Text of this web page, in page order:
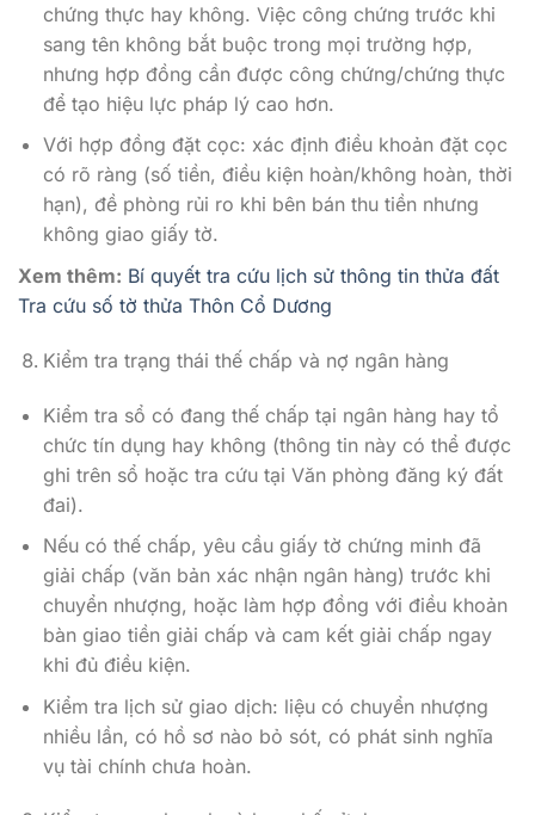
chứng thực hay không. Việc công chứng trước khi
sang tên không bắt buộc trong mọi trường hợp,
nhưng hợp đồng cần được công chứng/chứng thực
để tạo hiệu lực pháp lý cao hơn.
Với hợp đồng đặt cọc: xác định điều khoản đặt cọc
có rõ ràng (số tiền, điều kiện hoàn/không hoàn, thời
hạn), đề phòng rủi ro khi bên bán thu tiền nhưng
không giao giấy tờ.
Xem thêm: Bí quyết tra cứu lịch sử thông tin thửa đất
Tra cứu số tờ thửa Thôn Cổ Dương
Kiểm tra trạng thái thế chấp và nợ ngân hàng
Kiểm tra sổ có đang thế chấp tại ngân hàng hay tổ
chức tín dụng hay không (thông tin này có thể được
ghi trên sổ hoặc tra cứu tại Văn phòng đăng ký đất
đai).
Nếu có thế chấp, yêu cầu giấy tờ chứng minh đã
giải chấp (văn bản xác nhận ngân hàng) trước khi
chuyển nhượng, hoặc làm hợp đồng với điều khoản
bàn giao tiền giải chấp và cam kết giải chấp ngay
khi đủ điều kiện.
Kiểm tra lịch sử giao dịch: liệu có chuyển nhượng
nhiều lần, có hồ sơ nào bỏ sót, có phát sinh nghĩa
vụ tài chính chưa hoàn.